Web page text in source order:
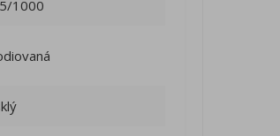
1000